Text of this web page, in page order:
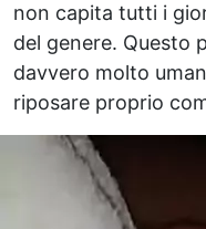
non capita tutti i
del genere. Questo
davvero molto
riposare proprio